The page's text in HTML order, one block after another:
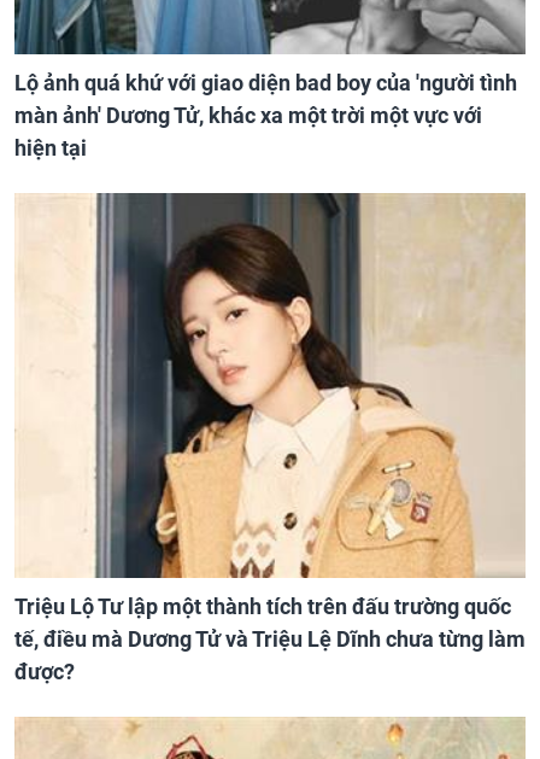
Lộ ảnh quá khứ với giao diện bad boy của 'người tình
màn ảnh' Dương Tử, khác xa một trời một vực với
hiện tại
Triệu Lộ Tư lập một thành tích trên đấu trường quốc
tế, điều mà Dương Tử và Triệu Lệ Dĩnh chưa từng làm
được?